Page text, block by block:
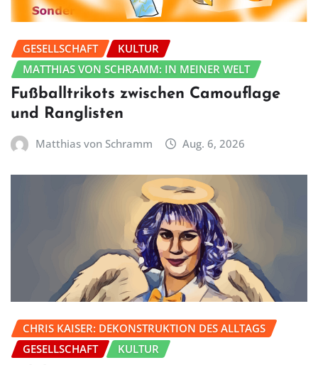
GESELLSCHAFT
KULTUR
MATTHIAS VON SCHRAMM: IN MEINER WELT
Fußballtrikots zwischen Camouflage
und Ranglisten
Matthias von Schramm Aug. 6, 2026
CHRIS KAISER: DEKONSTRUKTION DES ALLTAGS
GESELLSCHAFT
KULTUR